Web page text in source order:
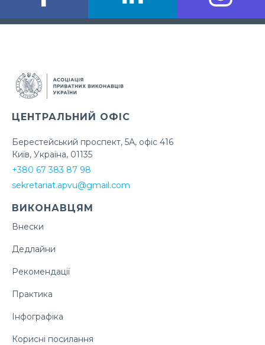
ЦЕНТРАЛЬНИЙ ОФІС
Берестейський проспект, 5А, офіс 416
Київ, Україна, 01135
+380 67 383 87 98
sekretariat.apvu@gmail.com
ВИКОНАВЦЯМ
Внески
Дедлайни
Рекомендації
Практика
Інфографіка
Корисні посилання